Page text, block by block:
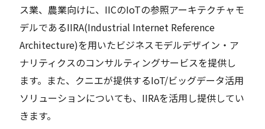
ス業、農業向けに、IICのIoTの参照アーキテクチャモ
デルであるIIRA(Industrial Internet Reference
Architecture)を用いたビジネスモデルデザイン・ア
ナリティクスのコンサルティングサービスを提供し
ます。また、クニエが提供するIoT/ビッグデータ活用
ソリューションについても、IIRAを活用し提供してい
きます。